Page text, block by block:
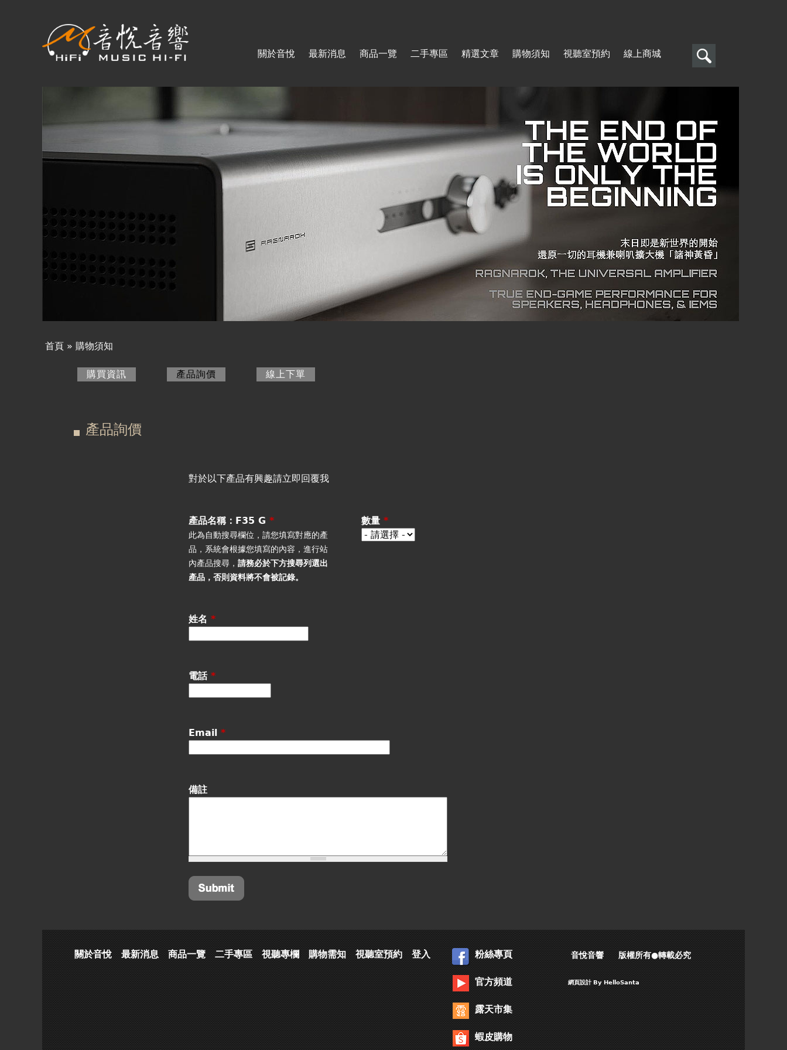
關於音悅 最新消息 商品一覽 二手專區 精選文章 購物須知 視聽室預約 線上商城
搜
表
單
搜
尋
商品一覽
二手專區
產品詢價
視聽室預約
首頁 » 購物須知
購買資訊 產品詢價 (作用中頁籤)線上下單
產品詢價
對於以下產品有興趣請立即回覆我
產品名稱：F35 G*
此為自動搜尋欄位，請您填寫對應的產
品，系統會根據您填寫的內容，進行站
內產品搜尋，請務必於下方搜尋列選出
產品 ，否則資料將不會被記錄。
數量 *
姓名*
電話*
Email*
備註
關於音悅 最新消息 商品一覽 二手專區 視聽專欄 購物需知 視聽室預約 登入 粉絲專頁
官方頻道
露天市集
蝦皮購物
音悅音響 版權所有●轉載必究
網頁設計By HelloSanta